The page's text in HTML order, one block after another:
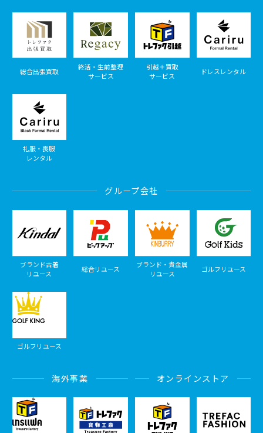
総合出張買取
終活・生前整理
サービス
引越＋買取
サービス
ドレスレンタル
礼服・喪服
レンタル
グループ会社
ブランド古着
リユース
総合リユース
ブランド・貴金属
リユース
ゴルフリユース
ゴルフリユース
海外事業 オンラインストア